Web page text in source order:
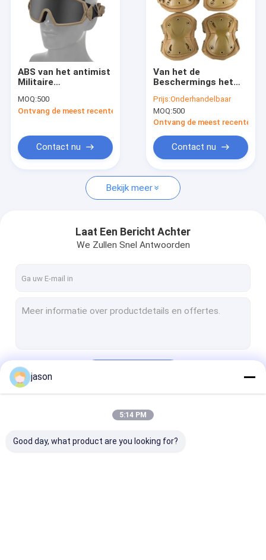
Ongeveer ons
Fabrieksreis
Kwaliteitscontrole
Nieuws
Gevallen
Verzoek om een Citaat
Buitenkleding
Wandelschoenen
Gevechtssingelband
ABS van het antimist
Militaire
TPE Tactisch met
Ventilator
MOQ:500
Ontvang de meest recente Prijs
Contact nu
Van het de
Beschermings het
Beschermingsmiddel
van de knieelleboog
Schokbestendige
Toestel
Prijs:Onderhandelbaar
MOQ:500
Ontvang de meest recente
Contact nu
Bekijk meer
Laat Een Bericht Achter
We Zullen Snel Antwoorden
jason
5:14 PM
Good day, what product are you looking for?